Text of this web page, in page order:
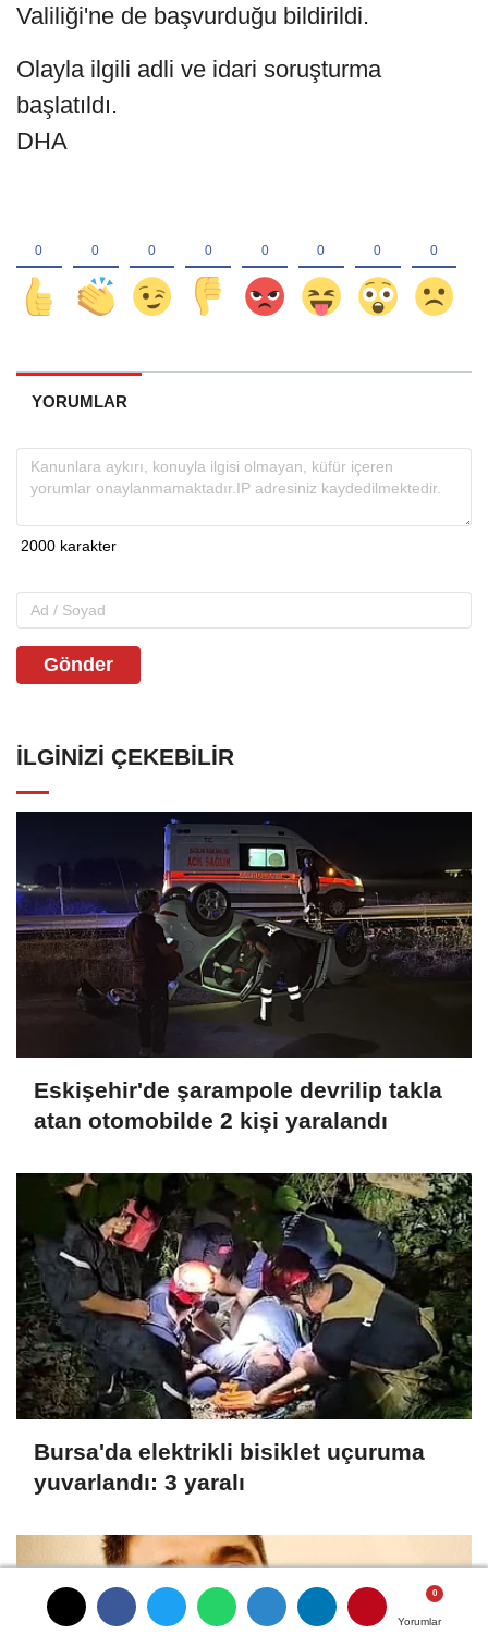
Yorumlar
Yorumlar
Yorumlar
Valiliği'ne de başvurduğu bildirildi.
Olayla ilgili adli ve idari soruşturma
başlatıldı.
DHA
YORUMLAR
Gönder
İLGINIZI ÇEKEBILIR
Eskişehir'de şarampole devrilip takla
atan otomobilde 2 kişi yaralandı
Bursa'da elektrikli bisiklet uçuruma
yuvarlandı: 3 yaralı
Yorumlar